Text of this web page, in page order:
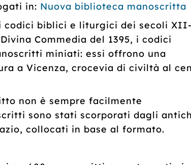
in: Nuova biblioteca manoscritta
codici biblici e liturgici dei secoli XII-
Commedia del 1395, i codici
miniati: essi offrono una
a Vicenza, crocevia di civiltà al
non è sempre facilmente
sono stati scorporati dagli
collocati in base al formato.